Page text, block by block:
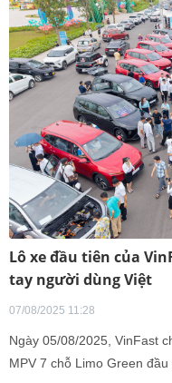
Lô xe đầu tiên của
tay người dùng Việt
07/08/2025 11:28
Ngày 05/08/2025, VinFast
MPV 7 chỗ Limo Green